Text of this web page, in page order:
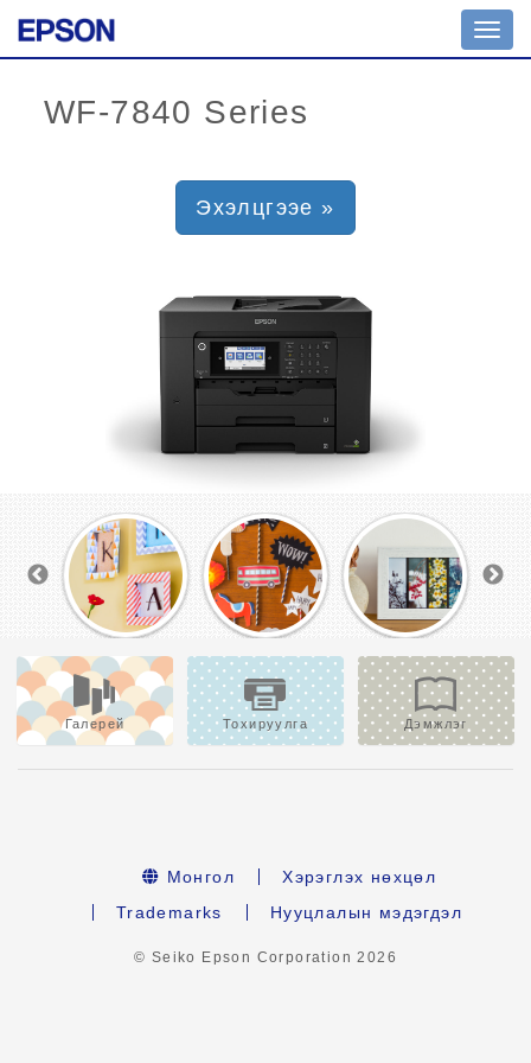
Эхэлцгээе »
Галерей Тохируулга Дэмжлэг
Монгол
Хэрэглэх нөхцөл
Trademarks
Нууцлалын мэдэгдэл
© Seiko Epson Corporation 2026